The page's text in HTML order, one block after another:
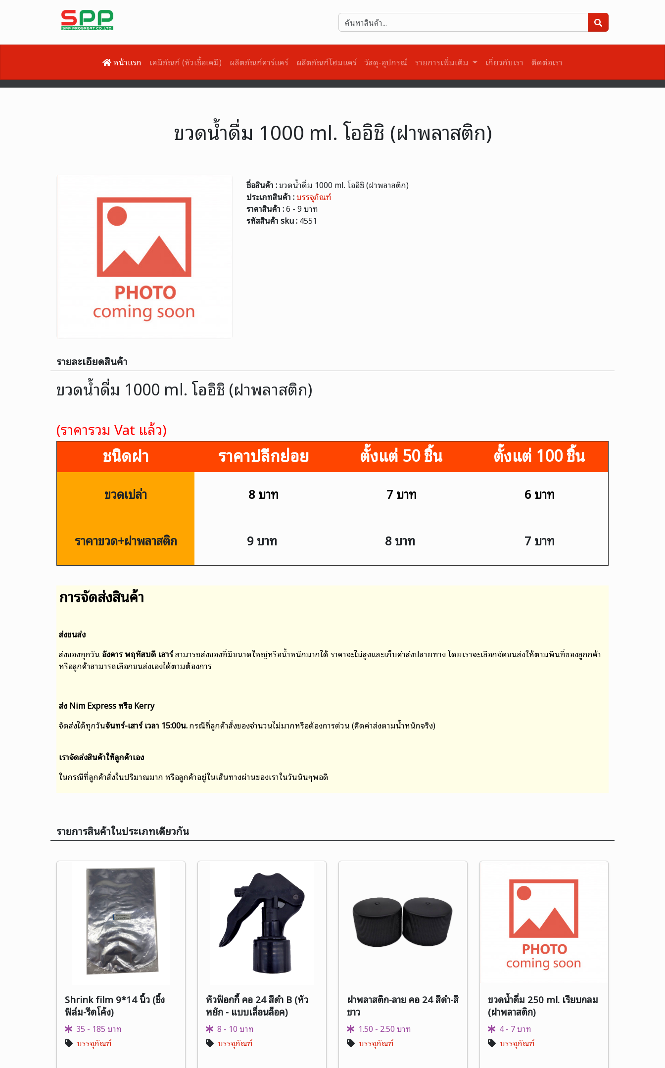
หน้าแรก เคมีภัณฑ์ (หัวเชื้อเคมี) ผลิตภัณฑ์คาร์แคร์ ผลิตภัณฑ์โฮมแคร์ วัสดุ-อุปกรณ์ รายการเพิ่มเติม เกี่ยวกับเรา ติดต่อเรา
ขวดน้ำดื่ม 1000 ml. โออิชิ (ฝาพลาสติก)
ชื่อสินค้า :ขวดน้ำดื่ม 1000 ml. โออิชิ (ฝาพลาสติก)
ประเภทสินค้า :บรรจุภัณฑ์
ราคาสินค้า :6 - 9 บาท
รหัสสินค้า sku :4551
รายละเอียดสินค้า
ขวดน้ำดื่ม 1000 ml. โออิชิ (ฝาพลาสติก)
(ราคารวม Vat แล้ว)
ชนิดฝา ราคาปลีกย่อย ตั้งแต่ 50 ชิ้น ตั้งแต่ 100 ชิ้น
ขวดเปล่า 8 บาท 7 บาท 6 บาท
ราคาขวด+ฝาพลาสติก 9 บาท 8 บาท 7 บาท
การจัดส่งสินค้า
ส่งขนส่ง
ส่งของทุกวัน อังคาร พฤหัสบดี เสาร์สามารถส่งของที่มีขนาดใหญ่หรือน้ำหนักมากได้ ราคาจะไม่สูงและเก็บค่าส่งปลายทางโดยเราจะเลือกจัดขนส่งให้ตามพื้นที่ของลูกกค้า
หรือลูกค้าสามารถเลือกขนส่งเองได้ตามต้องการ
ส่ง Nim Express หรือ Kerry
จัดส่งได้ทุกวันจันทร์-เสาร์ เวลา 15:00น.กรณีที่ลูกค้าสั่งของจำนวนไม่มากหรือต้องการด่วน (คิดค่าส่งตามน้ำหนักจริง)
เราจัดส่งสินค้าให้ลูกค้าเอง
ในกรณีที่ลูกค้าสั่งในปริมาณมาก หรือลูกค้าอยู่ในเส้นทางผ่านของเราในวันนั้นๆพอดี
รายการสินค้าในประเภทเดียวกัน
Shrink film 9*14 นิ้ว (ชิ้ง
ฟิล์ม-รีดโค้ง)
35 - 185 บาท
บรรจุภัณฑ์
หัวฟ็อกกี้ คอ 24 สีดำ B (หัว
หยัก - แบบเลื่อนล็อค)
8 - 10 บาท
บรรจุภัณฑ์
ฝาพลาสติก-ลาย คอ 24 สีดำ-สี
ขาว
1.50 - 2.50 บาท
บรรจุภัณฑ์
ขวดน้ำดื่ม 250 ml. เรียบกลม
(ฝาพลาสติก)
4 - 7 บาท
บรรจุภัณฑ์